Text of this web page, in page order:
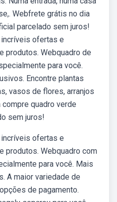
Webfrete grátis no dia
parcelado sem juros!
ofertas e
produtos. Webquadro de
para você.
Encontre plantas
vasos de flores, arranjos
quadro verde
sem juros!
ofertas e
produtos. Webquadro com
para você. Mais
A maior variedade de
de pagamento.